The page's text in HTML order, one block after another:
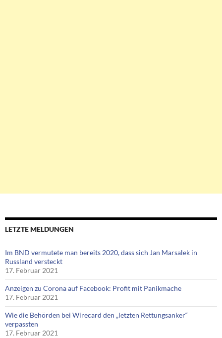
LETZTE MELDUNGEN
Im BND vermutete man bereits 2020, dass sich Jan Marsalek in
Russland versteckt
17. Februar 2021
Anzeigen zu Corona auf Facebook: Profit mit Panikmache
17. Februar 2021
Wie die Behörden bei Wirecard den „letzten Rettungsanker“
verpassten
17. Februar 2021